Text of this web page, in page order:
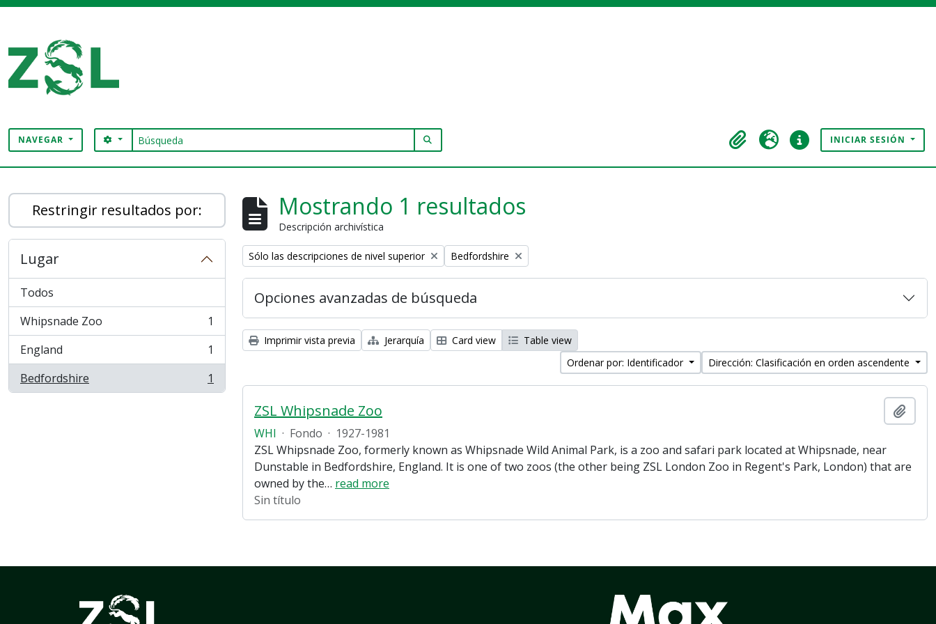
NAVEGAR Búsqueda
SEARCH OPTIONS
Portapapeles
Idioma Enlaces rápidosINICIAR SESIÓN
Restringir resultados por:
Lugar
Todos
Whipsnade Zoo
, 1 resultados
1
England
, 1 resultados
1
Bedfordshire
, 1 resultados 1
Mostrando 1 resultados
Descripción archivística
Remove filter:
Sólo las descripciones de nivel superior Remove filter:
Bedfordshire
Opciones avanzadas de búsqueda
Imprimir vista previa Jerarquía Card view
Table view
Ordenar por: Identificador
Dirección: Clasificación en orden ascendente
ZSL Whipsnade Zoo
WHI · Fondo · 1927-1981
ZSL Whipsnade Zoo, formerly known as Whipsnade Wild Animal Park, is a zoo and safari park located at Whipsnade, near
Dunstable in Bedfordshire, England. It is one of two zoos (the other being ZSL London Zoo in Regent's Park, London) that are
owned by the… read more
Sin título